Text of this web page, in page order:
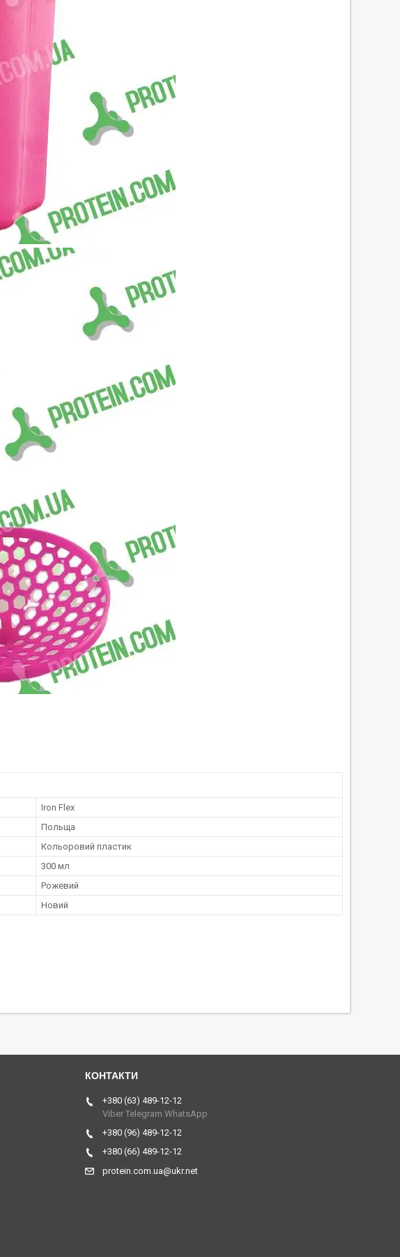
Iron Flex
Польща
Кольоровий пластик
300 мл
Рожевий
Новий
+380 (63) 489-12-12
Viber Telegram WhatsApp
+380 (96) 489-12-12
+380 (66) 489-12-12
protein.com.ua@ukr.net